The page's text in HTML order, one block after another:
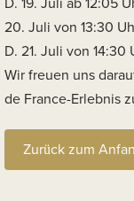
D. 19. Juli ab 12:05
20. Juli von 13:30
D. 21. Juli von 14:30
Wir freuen uns
de France-Erlebnis
Zurück zum